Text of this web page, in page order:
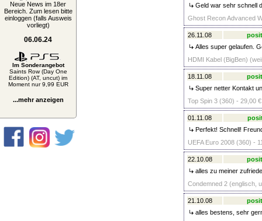
Neue News im 18er
Bereich. Zum lesen bitte
einloggen (falls Ausweis
vorliegt)
06.06.24
Im Sonderangebot
Saints Row (Day One
Edition) (AT, uncut) im
Moment nur 9,99 EUR
...mehr anzeigen
Geld war sehr schnell
Ghost Recon Advanced
26.11.08
Alles super gelaufen.
HDMI Kabel (BigBen)
18.11.08
Super netter Kontakt
Top Spin 3 (360) - 29,00 €
01.11.08
Perfekt! Schnell!
UEFA Euro 2008 (360) -
22.10.08
alles zu meiner
Condemned 2 (englisch,
21.10.08
alles bestens, sehr